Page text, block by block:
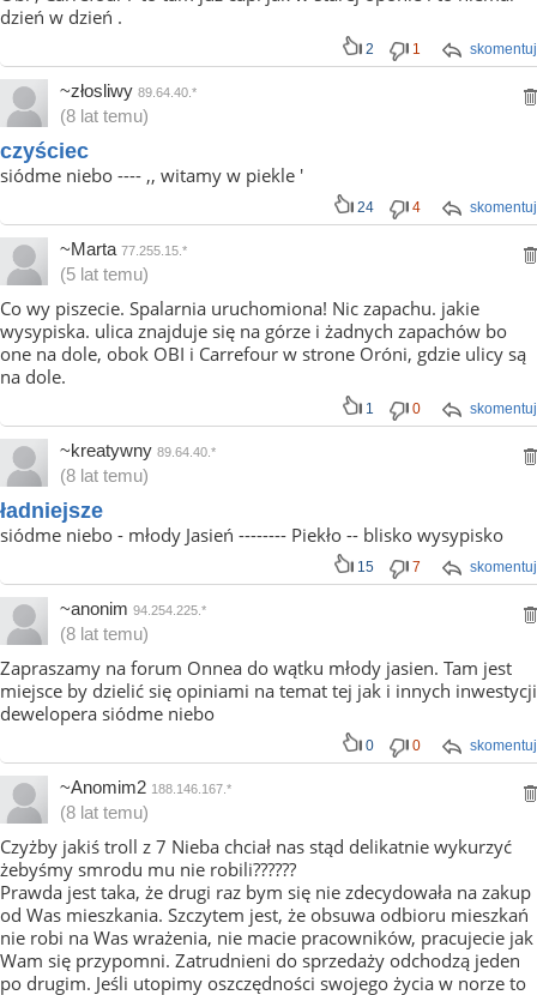
dzień w dzień .
skomentuj
2 1
~złosliwy 89.64.40.*
(8 lat temu)
czyściec
siódme niebo ---- ,, witamy w piekle '
skomentuj
24 4
~Marta 77.255.15.*
(5 lat temu)
Co wy piszecie. Spalarnia uruchomiona! Nic zapachu. jakie
wysypiska. ulica znajduje się na górze i żadnych zapachów bo
one na dole, obok OBI i Carrefour w strone Oróni, gdzie ulicy są
na dole.
skomentuj
1 0
~kreatywny 89.64.40.*
(8 lat temu)
ładniejsze
siódme niebo - młody Jasień -------- Piekło -- blisko wysypisko
skomentuj
15 7
~anonim 94.254.225.*
(8 lat temu)
Zapraszamy na forum Onnea do wątku młody jasien. Tam jest
miejsce by dzielić się opiniami na temat tej jak i innych inwestycji
dewelopera siódme niebo
skomentuj
0 0
~Anomim2 188.146.167.*
(8 lat temu)
Czyżby jakiś troll z 7 Nieba chciał nas stąd delikatnie wykurzyć
żebyśmy smrodu mu nie robili??????
Prawda jest taka, że drugi raz bym się nie zdecydowała na zakup
od Was mieszkania. Szczytem jest, że obsuwa odbioru mieszkań
nie robi na Was wrażenia, nie macie pracowników, pracujecie jak
Wam się przypomni. Zatrudnieni do sprzedaży odchodzą jeden
po drugim. Jeśli utopimy oszczędności swojego życia w norze to